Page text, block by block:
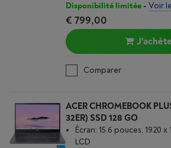
Disponibilité limitée- Voir
€ 799,00
J'achète
Comparer
ACER CHROMEBOOK
32ER) SSD 128 GO
Écran: 15.6 pouces, 1920 x
LCD